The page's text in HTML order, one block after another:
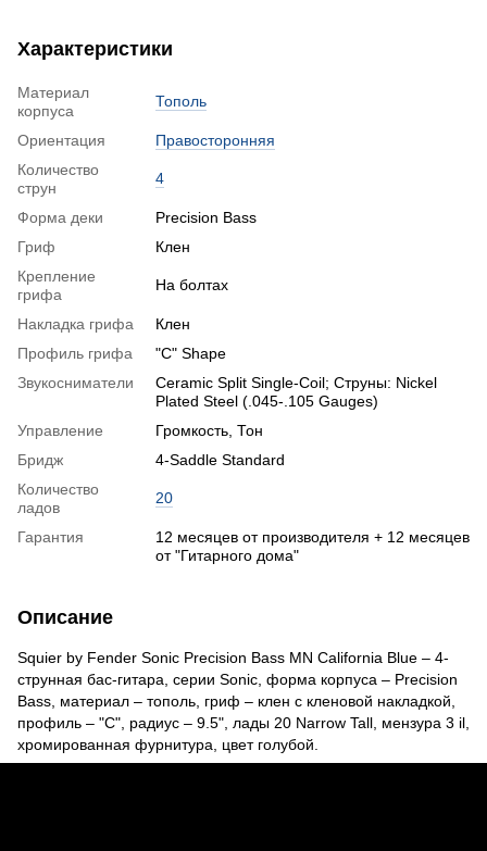
Характеристики
Материал
корпуса
Тополь
Ориентация
Правосторонняя
Количество
струн
4
Форма деки
Precision Bass
Гриф
Клен
Крепление
грифа
На болтах
Накладка грифа
Клен
Профиль грифа
"C" Shape
Звукосниматели
Ceramic Split Single-Coil; Струны: Nickel
Plated Steel (.045-.105 Gauges)
Управление
Громкость, Тон
Бридж
4-Saddle Standard
Количество
ладов
20
Гарантия
12 месяцев от производителя + 12 месяцев
от "Гитарного дома"
Описание
Squier by Fender Sonic Precision Bass MN California Blue – 4-
струнная бас-гитара, серии Sonic, форма корпуса – Precision
Bass, материал – тополь, гриф – клен с кленовой накладкой,
профиль – "C", радиус – 9.5", лады 20 Narrow Tall, мензура 3 il,
хромированная фурнитура, цвет голубой.